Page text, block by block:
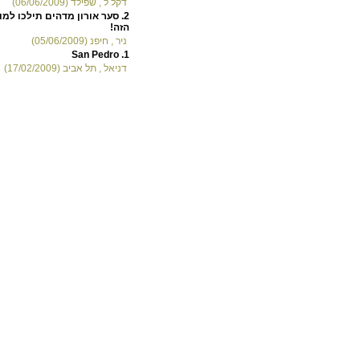
דקל ל , שפילד (06/06/2009)
2. סער אורון מדהים תילכו
הזה!
ניר , חיפנ (05/06/2009)
1.
San Pedro
דניאל , תל אביב (17/02/2009)